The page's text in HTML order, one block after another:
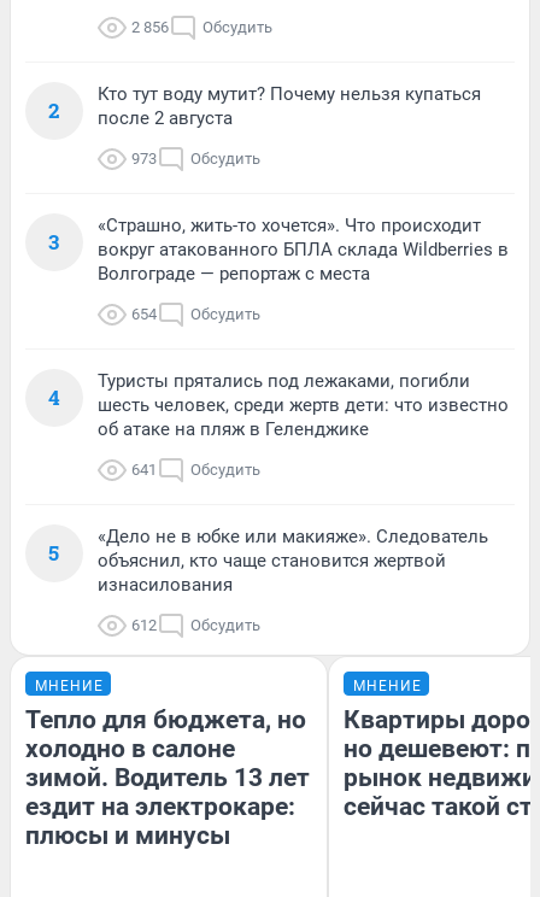
2 856 Обсудить
2
Кто тут воду мутит? Почему нельзя купаться
после 2 августа
973 Обсудить
3
«Страшно, жить-то хочется». Что происходит
вокруг атакованного БПЛА склада Wildberries в
Волгограде — репортаж с места
654 Обсудить
4
Туристы прятались под лежаками, погибли
шесть человек, среди жертв дети: что известно
об атаке на пляж в Геленджике
641 Обсудить
5
«Дело не в юбке или макияже». Следователь
объяснил, кто чаще становится жертвой
изнасилования
612 Обсудить
МНЕНИЕ
Тепло для бюджета, но
холодно в салоне
зимой. Водитель 13 лет
ездит на электрокаре:
плюсы и минусы
МНЕНИЕ
Квартиры
но дешевеют:
рынок
сейчас такой